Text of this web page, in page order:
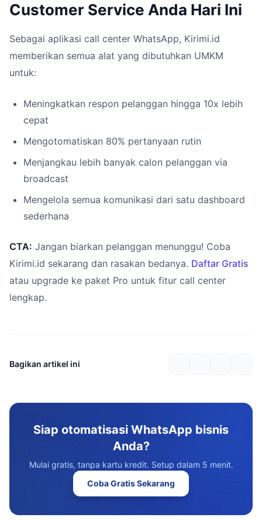
Customer Service Anda Hari Ini
Sebagai aplikasi call center WhatsApp, Kirimi.id
memberikan semua alat yang dibutuhkan UMKM
untuk:
Meningkatkan respon pelanggan hingga 10x lebih
cepat
Mengotomatiskan 80% pertanyaan rutin
Menjangkau lebih banyak calon pelanggan via
broadcast
Mengelola semua komunikasi dari satu dashboard
sederhana
CTA: Jangan biarkan pelanggan menunggu! Coba
Kirimi.id sekarang dan rasakan bedanya. Daftar Gratis
atau upgrade ke paket Pro untuk fitur call center
lengkap.
Bagikan artikel ini
Siap otomatisasi WhatsApp bisnis
Anda?
Mulai gratis, tanpa kartu kredit. Setup dalam 5 menit.
Coba Gratis Sekarang